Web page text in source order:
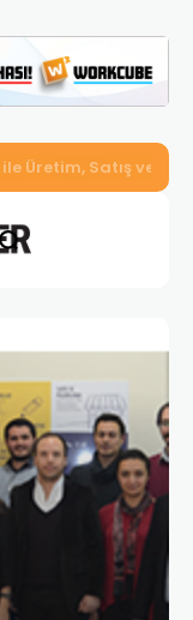
ile Üretim, Satış ve